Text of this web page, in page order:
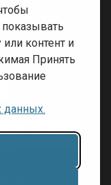
контент и
Принять
данных.
данных